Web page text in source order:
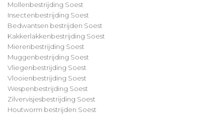
Mollenbestrijding Soest
Insectenbestrijding Soest
Bedwantsen bestrijden Soest
Kakkerlakkenbestrijding Soest
Mierenbestrijding Soest
Muggenbestrijding Soest
Vliegenbestrijding Soest
Vlooienbestrijding Soest
Wespenbestrijding Soest
Zilvervisjesbestrijding Soest
Houtworm bestrijden Soest